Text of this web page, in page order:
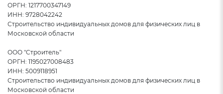
ОРГН: 1217700347149
ИНН: 9728042242
Строительство индивидуальных домов для физических лиц в
Московской области
ООО "Строитель"
ОРГН: 1195027008483
ИНН: 5009118951
Строительство индивидуальных домов для физических лиц в
Московской области